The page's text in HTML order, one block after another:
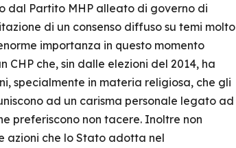
dal Partito MHP alleato di governo di
di un consenso diffuso su temi molto
importanza in questo momento
che, sin dalle elezioni del 2014, ha
specialmente in materia religiosa, che gli
ad un carisma personale legato ad
preferiscono non tacere. Inoltre non
azioni che lo Stato adotta nel